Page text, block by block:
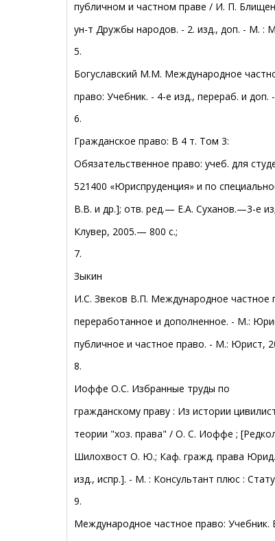
публичном и частном праве / И. П.
ун-т Дружбы народов. - 2. изд., доп. - М. :
5.
Богуславский М.М. Международное
право: Учебник. - 4-е изд., перераб. и
6.
Гражданское право: В 4 т. Том 3:
Обязательственное право: учеб. для
521400 «Юриспруденция» и по
В.В. и др.]; отв. ред.— Е.А. Суханов.—3-е
Клувер, 2005.— 800 с.;
7.
Зыкин
И.С. Звеков В.П. Международное частное
переработанное и дополненное. - М.:
публичное и частное право. - М.: Юрист,
8.
Иоффе О.С. Избранные труды по
гражданскому праву : Из истории
теории "хоз. права" / О. С. Иоффе ;
Шилохвост О. Ю.; Каф. гражд. права
изд., испр.]. - М. : Консультант плюс :
9.
Международное частное право: Учебник.